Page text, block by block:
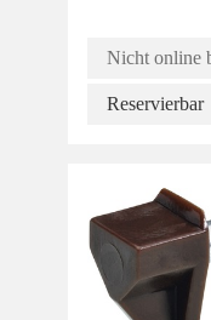
Nicht online
Reservierbar